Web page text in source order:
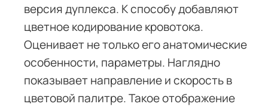
версия дуплекса. К способу добавляют
цветное кодирование кровотока.
Оценивает не только его анатомические
особенности, параметры. Наглядно
показывает направление и скорость в
цветовой палитре. Такое отображение